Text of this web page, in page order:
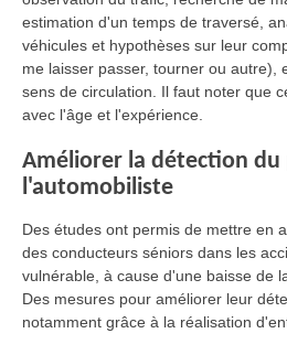
estimation d'un temps de traversé,
véhicules et hypothèses sur leur
me laisser passer, tourner ou autre),
sens de circulation. Il faut noter que
avec l'âge et l'expérience.
Améliorer la détection
l'automobiliste
Des études ont permis de mettre en
des conducteurs séniors dans les
vulnérable, à cause d'une baisse de
Des mesures pour améliorer leur
notamment grâce à la réalisation